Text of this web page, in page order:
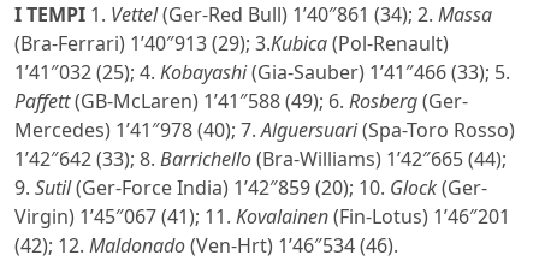
I TEMPI 1. Vettel(Ger-Red Bull) 1’40″861 (34); 2. Massa
(Bra-Ferrari) 1’40″913 (29); 3.Kubica(Pol-Renault)
1’41″032 (25); 4. Kobayashi(Gia-Sauber) 1’41″466 (33); 5.
Paffett(GB-McLaren) 1’41″588 (49); 6. Rosberg(Ger-
Mercedes) 1’41″978 (40); 7.Alguersuari(Spa-Toro Rosso)
1’42″642 (33); 8. Barrichello(Bra-Williams) 1’42″665 (44);
9. Sutil(Ger-Force India) 1’42″859 (20); 10. Glock(Ger-
Virgin) 1’45″067 (41); 11. Kovalainen(Fin-Lotus) 1’46″201
(42); 12. Maldonado(Ven-Hrt) 1’46″534 (46).